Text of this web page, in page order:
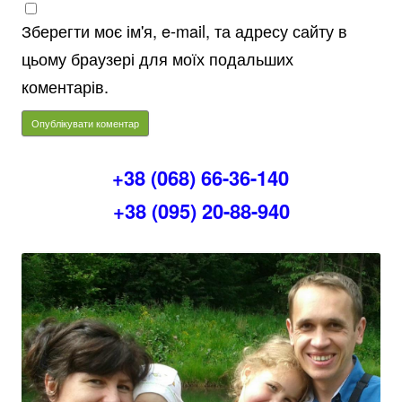
Зберегти моє ім'я, e-mail, та адресу сайту в
цьому браузері для моїх подальших
коментарів.
+38 (068) 66-36-140
+38 (095) 20-88-940